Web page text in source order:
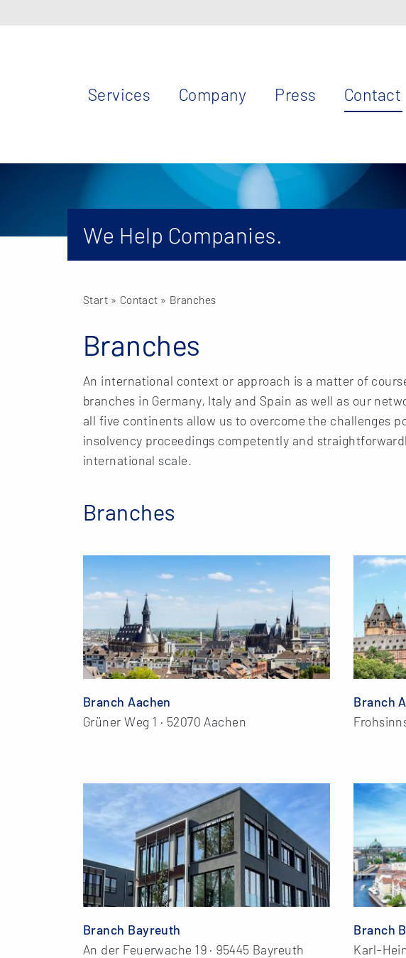
Services Company Press Contact
We Help Companies.
Start » Contact » Branches
Branches
An international context or approach is a matter of
branches in Germany, Italy and Spain as well as our
all five continents allow us to overcome the challenges
insolvency proceedings competently and
international scale.
Branches
Branch Aachen
Grüner Weg 1 · 52070 Aachen
Branch
Branch Bayreuth
An der Feuerwache 19 · 95445 Bayreuth
Branch
Karl-